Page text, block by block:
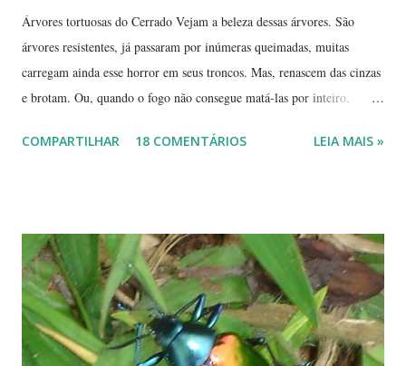
Árvores tortuosas do Cerrado Vejam a beleza dessas árvores. São
árvores resistentes, já passaram por inúmeras queimadas, muitas
carregam ainda esse horror em seus troncos. Mas, renascem das cinzas
e brotam. Ou, quando o fogo não consegue matá-las por inteiro,
novas flores e sempre novas sementes. É a esperança, em cada ano, de
estação seca pode durar até 5 meses. Neste período o índice de
umidade relativa do ar chega, muitas vezes, no meio da tarde, a
índices inferiores a 15%. Por isto tantas queimadas acontecem entre
maio e setembro, período de estiagem. Um toco de cigarro ou algumas
brasas que ficaram de um pique-nique pode ser o começo de um
COMPARTILHAR 18 COMENTÁRIOS LEIA MAIS »